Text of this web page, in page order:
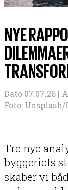
NYE
Dato 07.07.26 |
Foto:
Tre nye
byggeriets
skaber vi